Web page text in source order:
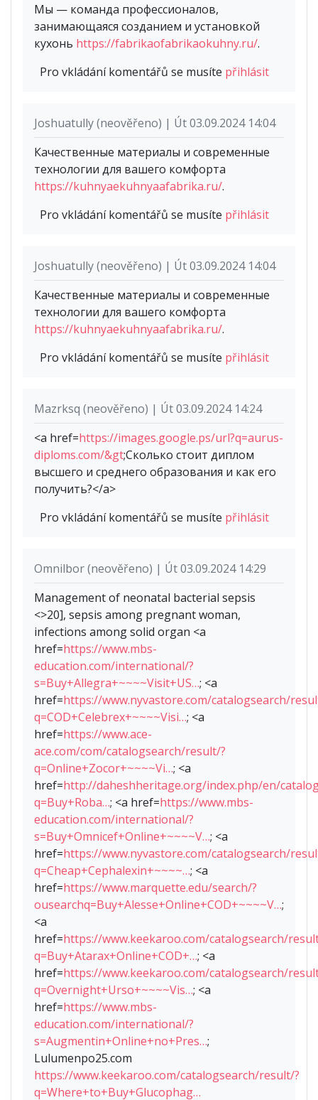
Мы — команда профессионалов,
занимающаяся созданием и установкой
кухонь https://fabrikaofabrikaokuhny.ru/.
Pro vkládání komentářů se musíte přihlásit
Joshuatully (neověřeno) | Út 03.09.2024 14:04
Качественные материалы и современные
технологии для вашего комфорта
https://kuhnyaekuhnyaafabrika.ru/.
Pro vkládání komentářů se musíte přihlásit
Joshuatully (neověřeno) | Út 03.09.2024 14:04
Качественные материалы и современные
технологии для вашего комфорта
https://kuhnyaekuhnyaafabrika.ru/.
Pro vkládání komentářů se musíte přihlásit
Mazrksq (neověřeno) | Út 03.09.2024 14:24
<a href=https://images.google.ps/url?q=aurus-
diploms.com/&gt;Сколько стоит диплом
высшего и среднего образования и как его
получить?</a>
Pro vkládání komentářů se musíte přihlásit
Omnilbor (neověřeno) | Út 03.09.2024 14:29
Management of neonatal bacterial sepsis
<>20], sepsis among pregnant woman,
infections among solid organ <a
href=https://www.mbs-
education.com/international/?
s=Buy+Allegra+~~~~Visit+US…; <a
href=https://www.nyvastore.com/catalogsearch/
q=COD+Celebrex+~~~~Visi…; <a
href=https://www.ace-
ace.com/com/catalogsearch/result/?
q=Online+Zocor+~~~~Vi…; <a
href=http://daheshheritage.org/index.php/en/
q=Buy+Roba…; <a href=https://www.mbs-
education.com/international/?
s=Buy+Omnicef+Online+~~~~V…; <a
href=https://www.nyvastore.com/catalogsearch/
q=Cheap+Cephalexin+~~~~…; <a
href=https://www.marquette.edu/search/?
ousearchq=Buy+Alesse+Online+COD+~~~~V…;
<a
href=https://www.keekaroo.com/catalogsearch/
q=Buy+Atarax+Online+COD+…; <a
href=https://www.keekaroo.com/catalogsearch/
q=Overnight+Urso+~~~~Vis…; <a
href=https://www.mbs-
education.com/international/?
s=Augmentin+Online+no+Pres…;
Lulumenpo25.com
https://www.keekaroo.com/catalogsearch/result/?
q=Where+to+Buy+Glucophag…